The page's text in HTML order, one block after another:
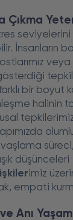
Çıkma
İnsanların
bir boyut
halinin
düşünceleri
İlişkilerimiz
empati
Anı